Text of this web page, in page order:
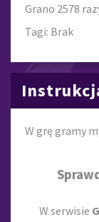
Grano 2578
Tagi: Brak
W grę gramy
W serwisie